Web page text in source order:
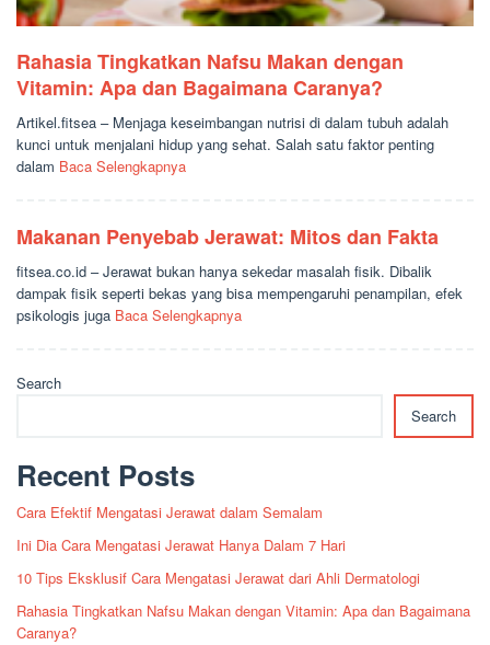
Rahasia Tingkatkan Nafsu Makan dengan
Vitamin: Apa dan Bagaimana Caranya?
Artikel.fitsea – Menjaga keseimbangan nutrisi di dalam tubuh adalah
kunci untuk menjalani hidup yang sehat. Salah satu faktor penting
dalam Baca Selengkapnya
Makanan Penyebab Jerawat: Mitos dan Fakta
fitsea.co.id – Jerawat bukan hanya sekedar masalah fisik. Dibalik
dampak fisik seperti bekas yang bisa mempengaruhi penampilan, efek
psikologis juga Baca Selengkapnya
Search
Search
Recent Posts
Cara Efektif Mengatasi Jerawat dalam Semalam
Ini Dia Cara Mengatasi Jerawat Hanya Dalam 7 Hari
10 Tips Eksklusif Cara Mengatasi Jerawat dari Ahli Dermatologi
Rahasia Tingkatkan Nafsu Makan dengan Vitamin: Apa dan Bagaimana
Caranya?